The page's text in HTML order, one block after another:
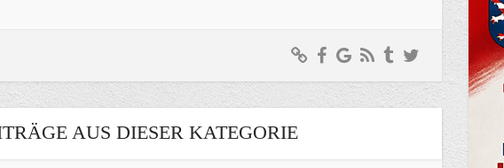
AUS DIESER KATEGORIE